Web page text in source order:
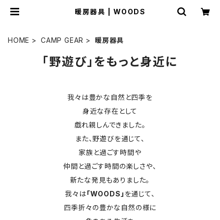
暖房器具 | WOODS
HOME CAMP GEAR 暖房器具
「野遊び」をもっと身近に
我々は豊かな自然と四季を
身近な存在として
戯れ親しんできました。
また、野遊びを通じて、
家族と過ごす時間や
仲間と過ごす時間の楽しさや、
新たな発見もありました。
我々は「WOODS」 を通じて、
四季折々の豊かな自然の様に